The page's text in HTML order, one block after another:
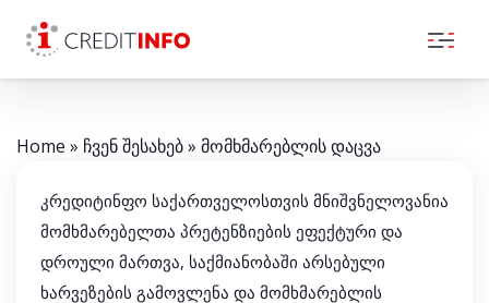
Home » ჩვენ შესახებ» მომხმარებლის დაცვა
კრედიტინფო საქართველოსთვის მნიშვნელოვანია
მომხმარებელთა პრეტენზიების ეფექტური და
დროული მართვა, საქმიანობაში არსებული
ხარვეზების გამოვლენა და მომხმარებლის